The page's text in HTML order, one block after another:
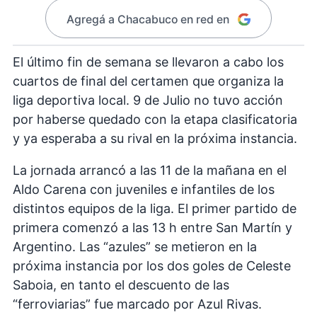
Agregá a Chacabuco en red en
El último fin de semana se llevaron a cabo los
cuartos de final del certamen que organiza la
liga deportiva local. 9 de Julio no tuvo acción
por haberse quedado con la etapa clasificatoria
y ya esperaba a su rival en la próxima instancia.
La jornada arrancó a las 11 de la mañana en el
Aldo Carena con juveniles e infantiles de los
distintos equipos de la liga. El primer partido de
primera comenzó a las 13 h entre San Martín y
Argentino. Las “azules” se metieron en la
próxima instancia por los dos goles de Celeste
Saboia, en tanto el descuento de las
“ferroviarias” fue marcado por Azul Rivas.